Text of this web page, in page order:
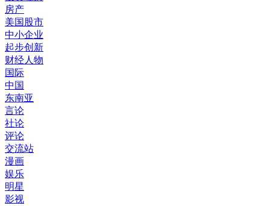
房产
美国股市
中小企业
起步创新
财经人物
国际
中国
东南亚
言论
社论
评论
交流站
漫画
娱乐
明星
影视